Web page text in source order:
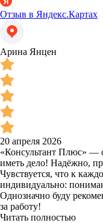
Отзыв в Яндекс.Картах
Арина Янцен
20 апреля 2026
«Консультант Плюс» —
иметь дело! Надёжно,
Чувствуется, что к
индивидуально:
Однозначно буду
за работу!
Читать полностью